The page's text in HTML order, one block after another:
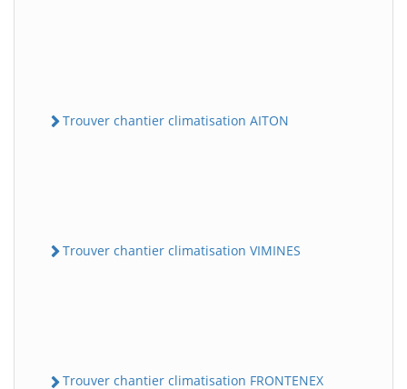
Trouver chantier climatisation AITON
Trouver chantier climatisation VIMINES
Trouver chantier climatisation FRONTENEX